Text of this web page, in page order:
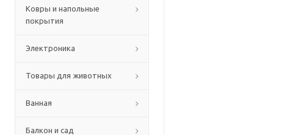
Ковры и напольные
покрытия
Электроника
Товары для животных
Ванная
Балкон и сад